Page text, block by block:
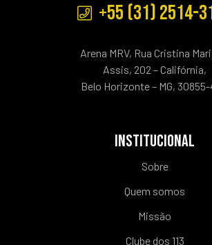
+55 (31) 2514-
Arena MRV, Rua Cristina
Assis, 202 – Califórnia,
Belo Horizonte – MG,
INSTITUCIONAL
Sobre
Quem somos
Missão
Clube dos 113